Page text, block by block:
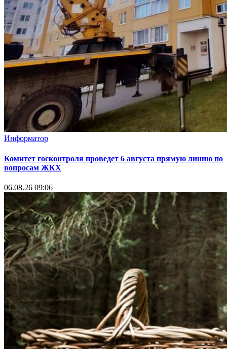
Информатор
Комитет госконтроля проведет 6 августа прямую линию по
вопросам ЖКХ
06.08.26 09:06